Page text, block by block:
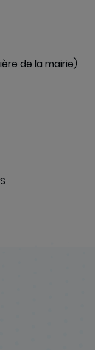
de la mairie)